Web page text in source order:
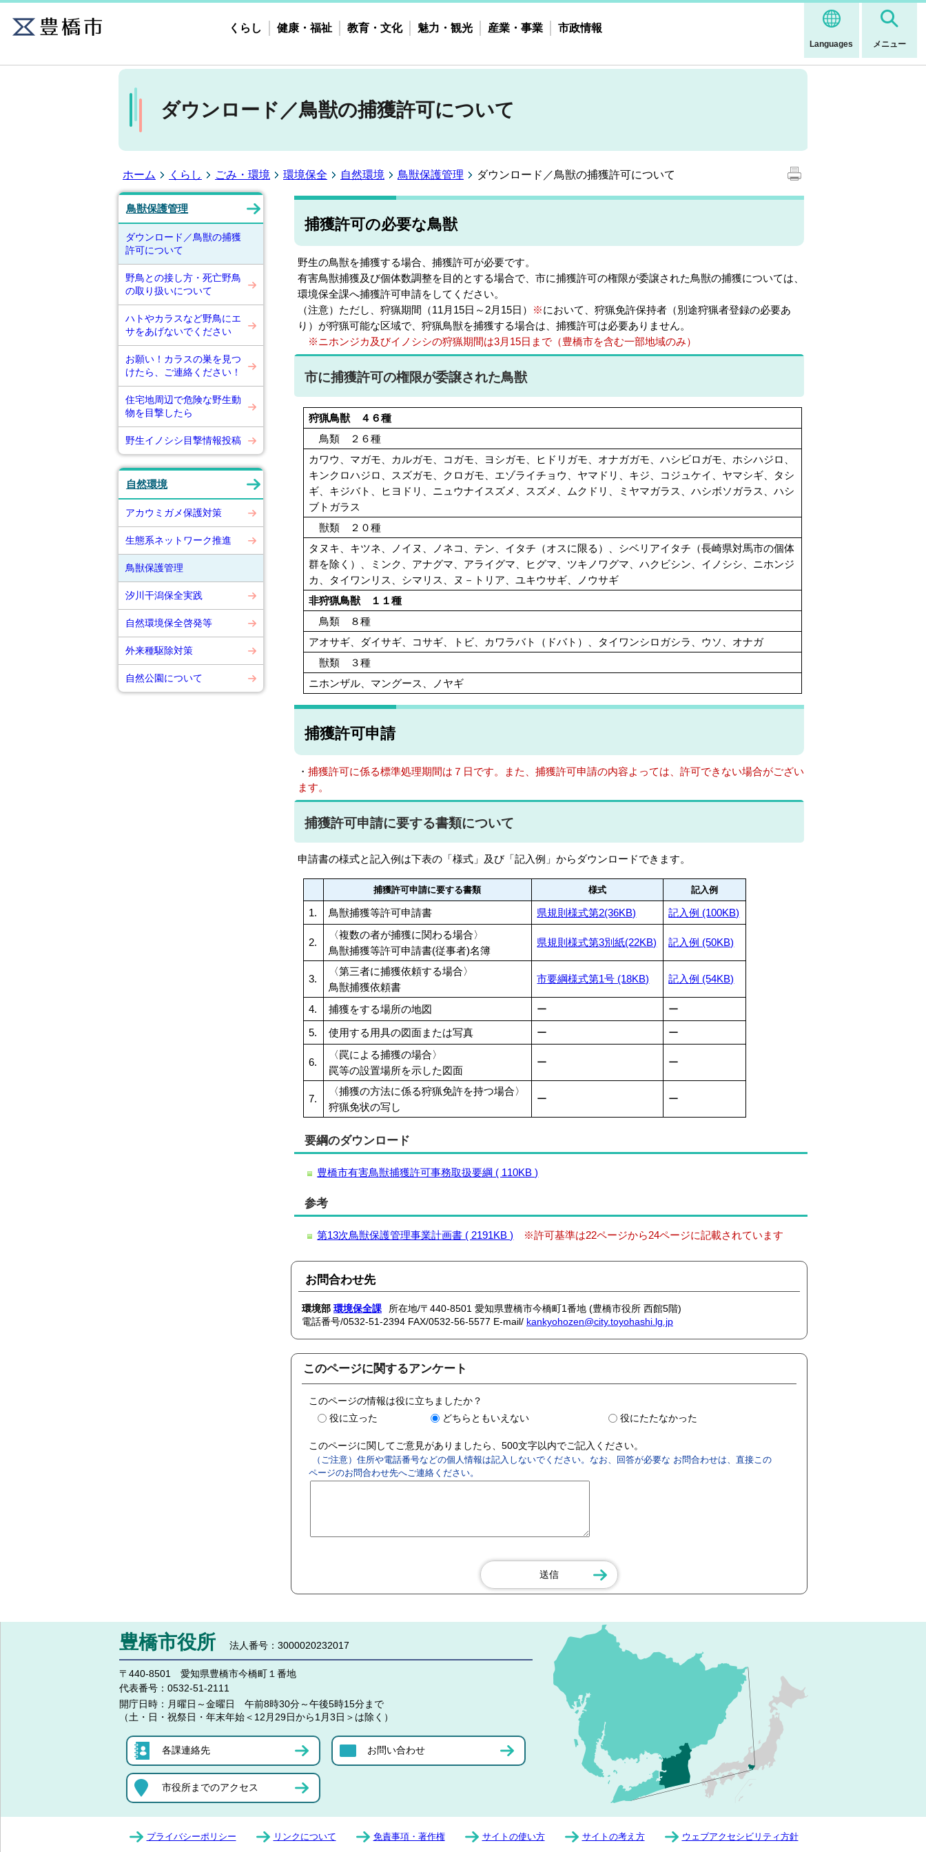
Languages メニュー
くらし 健康・福祉 教育・文化 魅力・観光 産業・事業 市政情報
ダウンロード／鳥獣の捕獲許可について
ホーム くらし ごみ・環境 環境保全 自然環境 鳥獣保護管理 ダウンロード／鳥獣の捕獲許可について
鳥獣保護管理
ダウンロード／鳥獣の捕獲
許可について
野鳥との接し方・死亡野鳥
の取り扱いについて
ハトやカラスなど野鳥にエ
サをあげないでください
お願い！カラスの巣を見つ
けたら、ご連絡ください！
住宅地周辺で危険な野生動
物を目撃したら
野生イノシシ目撃情報投稿
自然環境
アカウミガメ保護対策
生態系ネットワーク推進
鳥獣保護管理
汐川干潟保全実践
自然環境保全啓発等
外来種駆除対策
自然公園について
捕獲許可の必要な鳥獣
野生の鳥獣を捕獲する場合、捕獲許可が必要です。
有害鳥獣捕獲及び個体数調整を目的とする場合で、市に捕獲許可の権限が委譲された鳥獣の捕獲については、
環境保全課へ捕獲許可申請をしてください。
（注意）ただし、狩猟期間（11月15日～2月15日）
※において、狩猟免許保持者（別途狩猟者登録の必要あ
り）が狩猟可能な区域で、狩猟鳥獣を捕獲する場合は、捕獲許可は必要ありません。
※ニホンジカ及びイノシシの狩猟期間は3月15日まで（豊橋市を含む一部地域のみ）
市に捕獲許可の権限が委譲された鳥獣
狩猟鳥獣 ４６種
鳥類 ２６種
カワウ、マガモ、カルガモ、コガモ、ヨシガモ、ヒドリガモ、オナガガモ、ハシビロガモ、ホシハジロ、
キンクロハジロ、スズガモ、クロガモ、エゾライチョウ、ヤマドリ、キジ、コジュケイ、ヤマシギ、タシ
ギ、キジバト、ヒヨドリ、ニュウナイスズメ、スズメ、ムクドリ、ミヤマガラス、ハシボソガラス、ハシ
ブトガラス
獣類 ２０種
タヌキ、キツネ、ノイヌ、ノネコ、テン、イタチ（オスに限る）、シベリアイタチ（長崎県対馬市の個体
群を除く）、ミンク、アナグマ、アライグマ、ヒグマ、ツキノワグマ、ハクビシン、イノシシ、ニホンジ
カ、タイワンリス、シマリス、ヌ－トリア、ユキウサギ、ノウサギ
非狩猟鳥獣 １１種
鳥類 ８種
アオサギ、ダイサギ、コサギ、トビ、カワラバト（ドバト）、タイワンシロガシラ、ウソ、オナガ
獣類 ３種
ニホンザル、マングース、ノヤギ
捕獲許可申請
・ 捕獲許可に係る標準処理期間は７日です。
また、捕獲許可申請の内容よっては、許可できない場合がござい
ます。
捕獲許可申請に要する書類について
申請書の様式と記入例は下表の「様式」及び「記入例」からダウンロードできます。
捕獲許可申請に要する書類 様式 記入例
1. 鳥獣捕獲等許可申請書 県規則様式第2(36KB) 記入例 (100KB)
2.
〈複数の者が捕獲に関わる場合〉
鳥獣捕獲等許可申請書(従事者)名簿
県規則様式第3別紙(22KB) 記入例 (50KB)
3.
〈第三者に捕獲依頼する場合〉
鳥獣捕獲依頼書
市要綱様式第1号 (18KB) 記入例 (54KB)
4. 捕獲をする場所の地図 ー
ー
5.
使用する用具の図面または写真 ー ー
6.
〈罠による捕獲の場合〉
罠等の設置場所を示した図面
ー ー
7.
〈捕獲の方法に係る狩猟免許を持つ場合〉
狩猟免状の写し
ー ー
要綱のダウンロード
豊橋市有害鳥獣捕獲許可事務取扱要綱 ( 110KB )
参考
第13次鳥獣保護管理事業計画書 ( 2191KB ) ※許可基準は22ページから24ページに記載されています
お問合わせ先
環境部 環境保全課
所在地/〒440-8501 愛知県豊橋市今橋町1番地 (豊橋市役所 西館5階)
電話番号/0532-51-2394 FAX/0532-56-5577 E-mail/ kankyohozen@city.toyohashi.lg.jp
このページに関するアンケート
このページの情報は役に立ちましたか？
役に立った
どちらともいえない 役にたたなかった
このページに関してご意見がありましたら、500文字以内でご記入ください。
（ご注意）住所や電話番号などの個人情報は記入しないでください。なお、回答が必要な お問合わせは、直接この
ページのお問合わせ先へご連絡ください。
豊橋市役所 法人番号：3000020232017
〒440-8501 愛知県豊橋市今橋町１番地
代表番号： 0532-51-2111
開庁日時： 月曜日～金曜日 午前8時30分～午後5時15分まで
（土・日・祝祭日・年末年始＜12月29日から1月3日＞は除く）
各課連絡先 お問い合わせ
市役所までのアクセス
プライバシーポリシー リンクについて 免責事項・著作権 サイトの使い方 サイトの考え方 ウェブアクセシビリティ方針